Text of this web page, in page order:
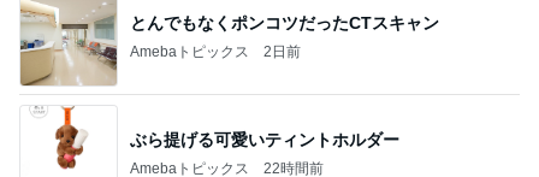
とんでもなくポンコツだったCTスキャン
Amebaトピックス 2日前
ぶら提げる可愛いティントホルダー
Amebaトピックス 22時間前